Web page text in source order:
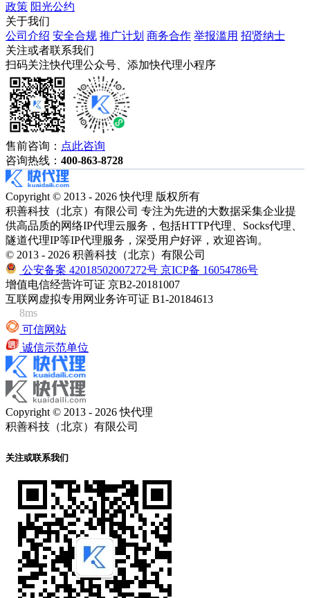
政策 阳光公约
关于我们
公司介绍 安全合规 推广计划 商务合作 举报滥用 招贤纳士
关注或者联系我们
扫码关注快代理公众号、添加快代理小程序
售前咨询： 点此咨询
咨询热线： 400-863-8728
Copyright © 2013 - 2026 快代理 版权所有
积善科技（北京）有限公司 专注为先进的大数据采集企业提
供高品质的网络IP代理云服务，包括HTTP代理、Socks代理、
隧道代理IP等IP代理服务，深受用户好评，欢迎咨询。
© 2013 - 2026 积善科技（北京）有限公司
公安备案 42018502007272号 京ICP备 16054786号
增值电信经营许可证 京B2-20181007
互联网虚拟专用网业务许可证 B1-20184613
8ms
可信网站
诚信示范单位
Copyright © 2013 - 2026 快代理
积善科技（北京）有限公司
关注或联系我们